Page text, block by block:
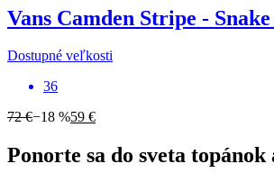
Vans Camden Stripe -
Dostupné veľkosti
36
72 €−18 %59 €
Ponorte sa do sveta